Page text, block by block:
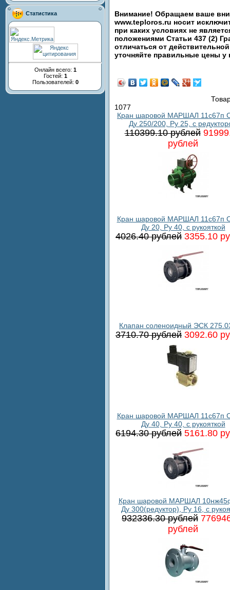
Статистика
Онлайн всего: 1
Гостей: 1
Пользователей: 0
Внимание! Обращаем ваше
www.teploros.ru носит
при каких условиях не
положениями Статьи 437 (2)
отличаться от
уточняйте правильные цены
1077
Кран шаровой МАРШАЛ 11с67п
Ду 250/200, Ру 25, с
110399.10 рублей
рублей
Кран шаровой МАРШАЛ 11с67п
Ду 20, Ру 40, с рукояткой
4026.40 рублей 3355.10
Клапан соленоидный ЭСК
3710.70 рублей 3092.60
Кран шаровой МАРШАЛ 11с67п
Ду 40, Ру 40, с рукояткой
6194.30 рублей 5161.80
Кран шаровой МАРШАЛ
Ду 300(редуктор), Ру 16, с
932336.30 рублей
рублей